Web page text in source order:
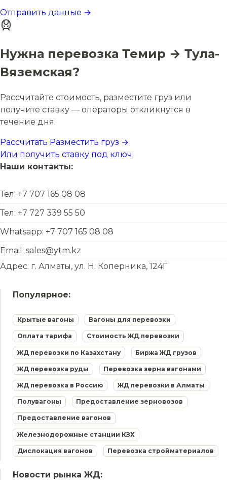
Отправить данные →
Нужна перевозка Темир → Тула-
Вяземская?
Рассчитайте стоимость, разместите груз или
получите ставку — операторы откликнутся в
течение дня.
Рассчитать Разместить груз →
Или получить ставку под ключ
Наши контакты:
Тел: +7 707 165 08 08
Тел: +7 727 339 55 50
Whatsapp: +7 707 165 08 08
Email: sales@ytm.kz
Адрес: г. Алматы, ул. Н. Коперника, 124Г
Популярное:
Крытые вагоны Вагоны для перевозки
Оплата тарифа Стоимость ЖД перевозки
ЖД перевозки по Казахстану Биржа ЖД грузов
ЖД перевозка руды Перевозка зерна вагонами
ЖД перевозка в Россию ЖД перевозки в Алматы
Полувагоны Предоставление зерновозов
Предоставление вагонов
Железнодорожные станции КЗХ
Дислокация вагонов Перевозка стройматериалов
Новости рынка ЖД: